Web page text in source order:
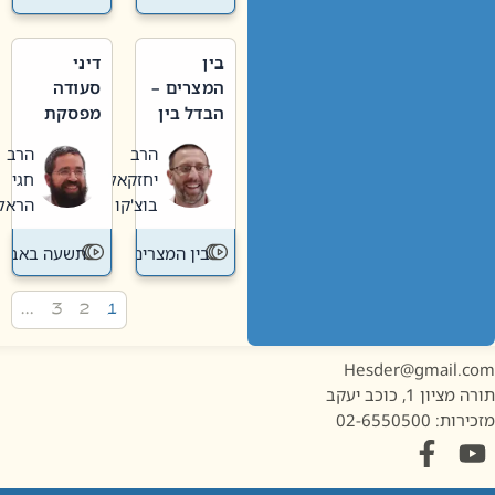
בין
המצרים –
הבדל בין
חדשה
לישנה
הרב
יחזקאל
בוצ'קו
בין המצרים
דיני
סעודה
מפסקת
תשעה
באב
הרב
חגי
הראל
תשעה באב
1, כוכב יעקב
02-6550500